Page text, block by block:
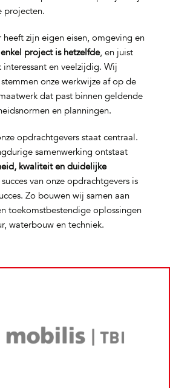
projecten.
zijn eigen eisen, omgeving en
project is hetzelfde, en juist
en veelzijdig. Wij
onze werkwijze af op de
dat past binnen geldende
en planningen.
opdrachtgevers staat centraal.
samenwerking ontstaat
kwaliteit en duidelijke
van onze opdrachtgevers is
Zo bouwen wij samen aan
toekomstbestendige oplossingen
waterbouw en techniek.